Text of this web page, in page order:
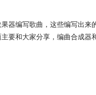
器编写歌曲，这些编写出
要和大家分享，编曲合成器